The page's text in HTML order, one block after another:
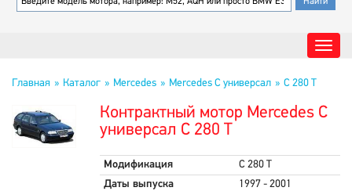
Главная Каталог Mercedes Mercedes C универсал C 280 T
Контрактный мотор Mercedes C
универсал C 280 T
Модификация
C 280 T
Даты выпуска
1997 - 2001